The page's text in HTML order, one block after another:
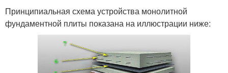
Принципиальная схема устройства монолитной
фундаментной плиты показана на иллюстрации ниже: